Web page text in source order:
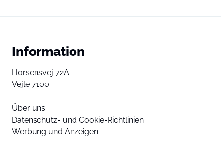
Information
Horsensvej 72A
Vejle 7100
Über uns
Datenschutz- und Cookie-Richtlinien
Werbung und Anzeigen